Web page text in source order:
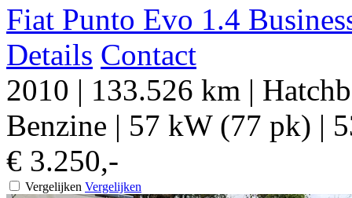
Fiat Punto Evo 1.4
Details Contact
2010 | 133.526 km |
Benzine | 57 kW (77 pk) |
€ 3.250,-
Vergelijken Vergelijken